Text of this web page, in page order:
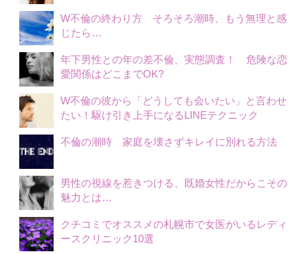
W不倫の終わり方 そろそろ潮時、もう無理と感
じたら…
年下男性との年の差不倫、実態調査！ 危険な恋
愛関係はどこまでOK?
W不倫の彼から「どうしても会いたい」と言わせ
たい！駆け引き上手になるLINEテクニック
不倫の潮時 家庭を壊さずキレイに別れる方法
男性の視線を惹きつける、既婚女性だからこその
魅力とは…
クチコミでオススメの札幌市で女医がいるレディ
ースクリニック10選